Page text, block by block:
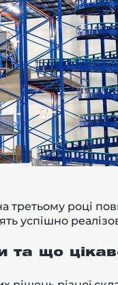
третьому році
успішно
та що